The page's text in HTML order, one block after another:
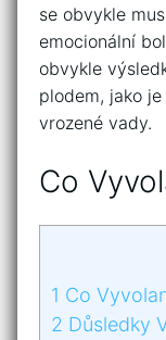
se obvykle
emocionální
obvykle
plodem, jako
vrozené vady.
Co
1 Co
2 Důsledky